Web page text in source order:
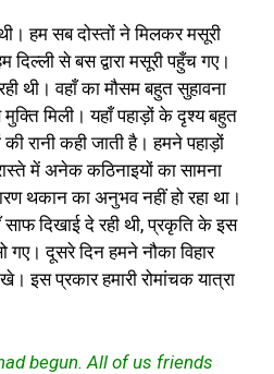
हम सब दोस्तों ने मिलकर मसूरी
दिल्ली से बस द्वारा मसूरी पहुँच गए।
थी। वहाँ का मौसम बहुत सुहावना
मिली। यहाँ पहाड़ों के दृश्य बहुत
रानी कही जाती है। हमने पहाड़ों
में अनेक कठिनाइयों का सामना
थकान का अनुभव नहीं हो रहा था।
साफ दिखाई दे रही थी, प्रकृति के इस
दूसरे दिन हमने नौका विहार
इस प्रकार हमारी रोमांचक यात्रा
begun. All of us friends